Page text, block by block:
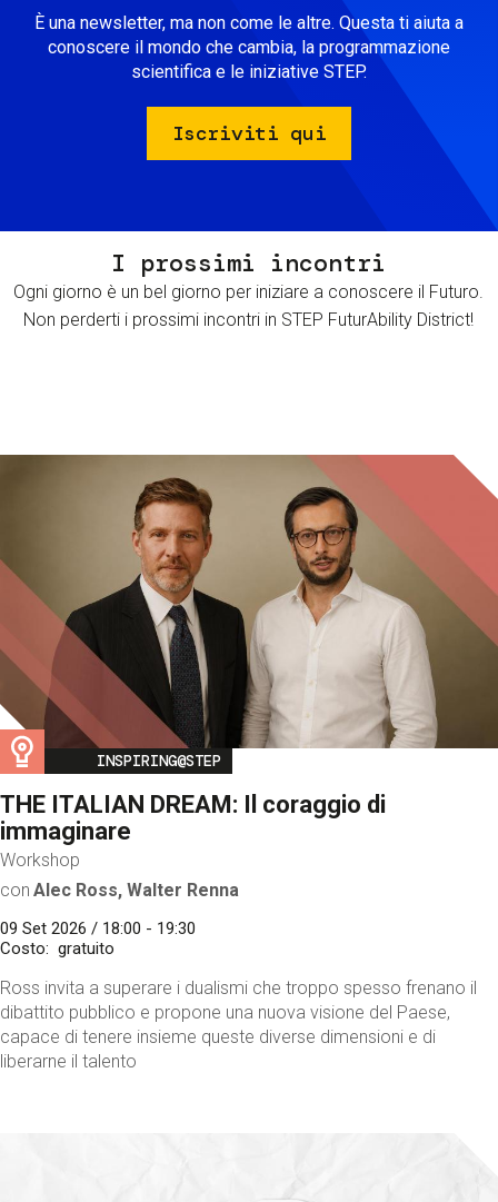
È una newsletter, ma non come le altre. Questa ti aiuta a
conoscere il mondo che cambia, la programmazione
scientifica e le iniziative STEP.
Iscriviti qui
I prossimi incontri
Ogni giorno è un bel giorno per iniziare a conoscere il Futuro.
Non perderti i prossimi incontri in STEP FuturAbility District!
Image
INSPIRING@STEP
THE ITALIAN DREAM: Il coraggio di
immaginare
Workshop
con Alec Ross, Walter Renna
09 Set 2026 / 18:00 - 19:30
Costo
gratuito
Ross invita a superare i dualismi che troppo spesso frenano il
dibattito pubblico e propone una nuova visione del Paese,
capace di tenere insieme queste diverse dimensioni e di
liberarne il talento